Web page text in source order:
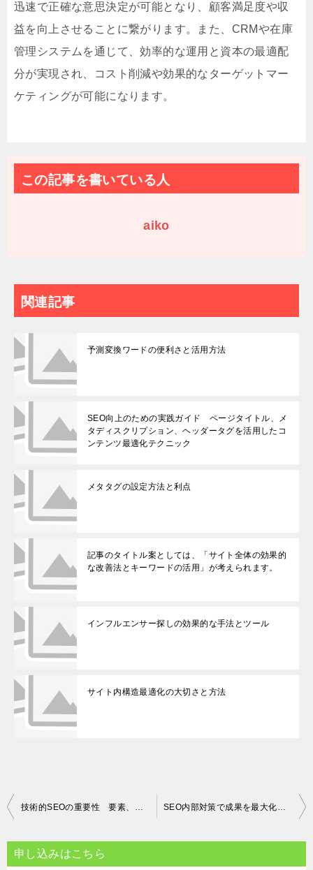
迅速で正確な意思決定が可能となり、顧客満足度や収
益を向上させることに繋がります。また、CRMや在庫
管理システムを通じて、効率的な運用と資本の最適配
分が実現され、コスト削減や効果的なターゲットマー
ケティングが可能になります。
この記事を書いている人
aiko
関連記事
予測変換ワードの便利さと活用方法
SEO向上のための実践ガイド ページタイトル、メ
タディスクリプション、ヘッダータグを活用したコ
ンテンツ最適化テクニック
メタタグの設定方法と利点
記事のタイトル案としては、「サイト全体の効果的
な改善法とキーワードの活用」が考えられます。
インフルエンサー探しの効果的な手法とツール
サイト内構造最適化の大切さと方法
投
ナ
技術的SEOの重要性 要素、改善策、現代SEO戦略における役割 SEO内部対策で成果を最大化する方法とその重要性
申し込みはこちら